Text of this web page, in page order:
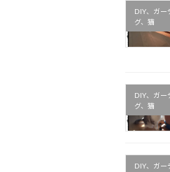
DIY、ガー
グ、猫
DIY、ガー
グ、猫
DIY、ガー